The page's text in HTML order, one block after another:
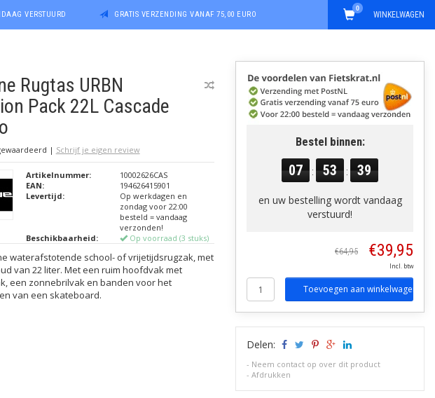
VERSTUURD GRATIS VERZENDING VANAF 75,00 EURO WINKELWAGEN
0
Rugtas URBN
Pack 22L Cascade
| Schrijf je eigen review
Artikelnummer:
10002626CAS
EAN:
194626415901
Levertijd:
Op werkdagen en
zondag voor 22:00
besteld = vandaag
verzonden!
Beschikbaarheid:
Op voorraad (3 stuks)
waterafstotende school- of vrijetijdsrugzak, met
van 22 liter. Met een ruim hoofdvak met
een zonnebrilvak en banden voor het
van een skateboard.
Bestel binnen:
07 : 53 : 39
en uw bestelling wordt vandaag
verstuurd!
€64,95 €39,95
Incl. btw
Toevoegen aan winkelwagen
Delen:
- Neem contact op over dit product
-Afdrukken